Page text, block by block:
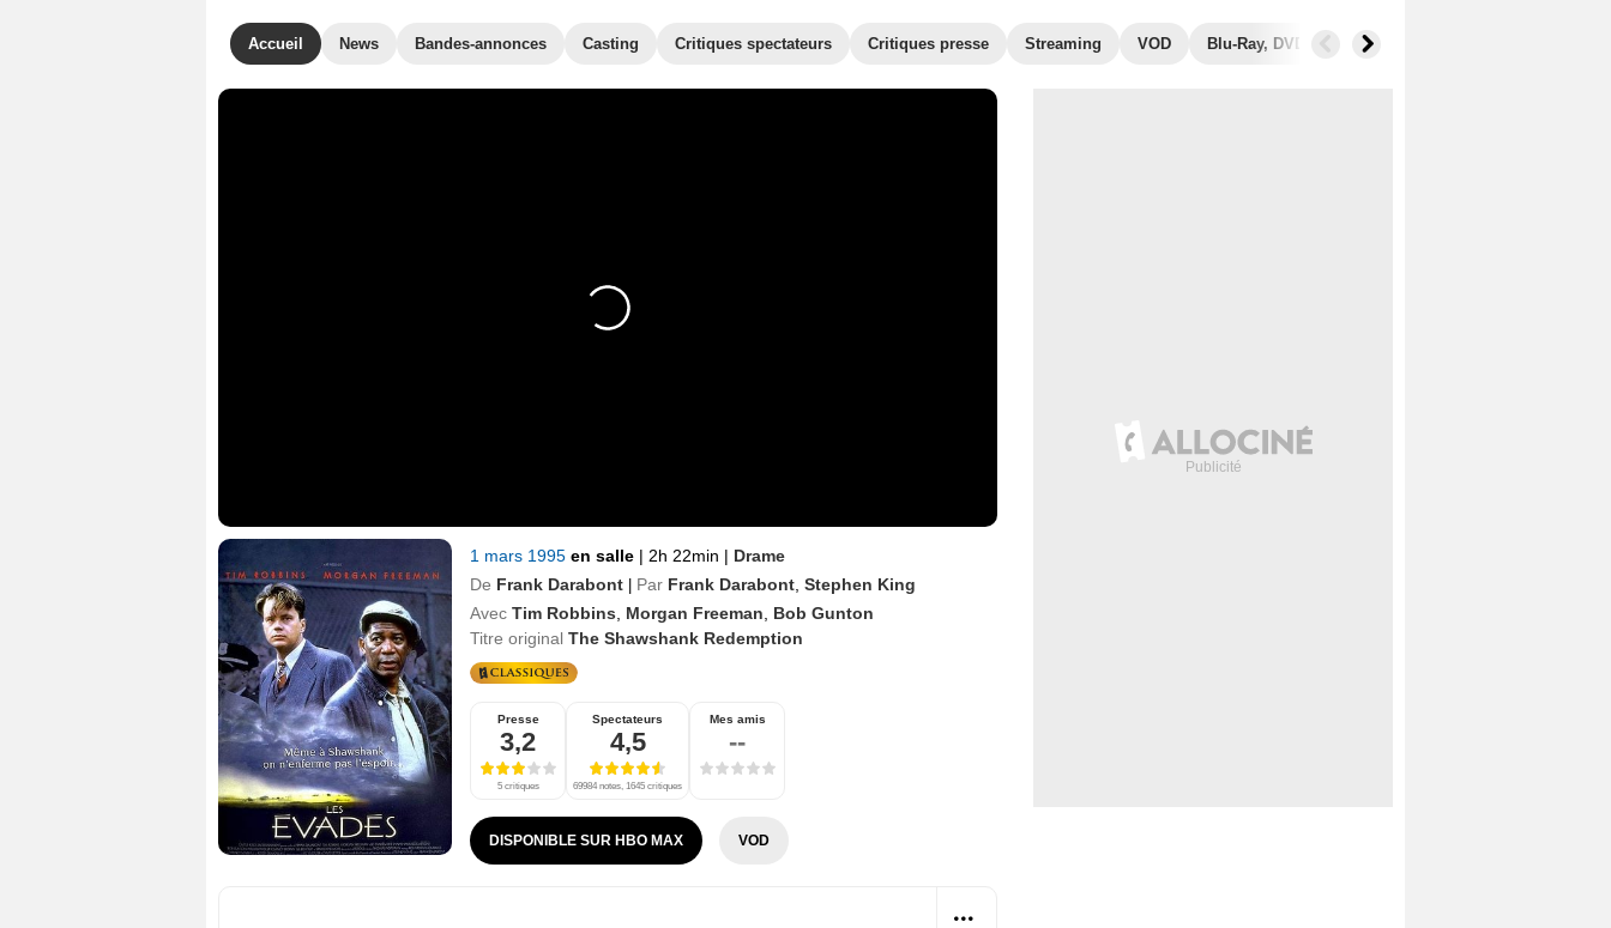
Accueil News Bandes-annonces Casting Critiques spectateurs Critiques presse Streaming VOD Blu-Ray, DVD Photos
1 mars 1995 en salle | 2h 22min | Drame
De Frank Darabont | Par Frank Darabont Stephen King
Avec Tim Robbins Morgan Freeman
Bob Gunton
Titre original The Shawshank Redemption
Presse
3,2
5 critiques
Spectateurs
4,5
69984 notes, 1645 critiques
Mes amis
--
DISPONIBLE SUR HBO MAX VOD